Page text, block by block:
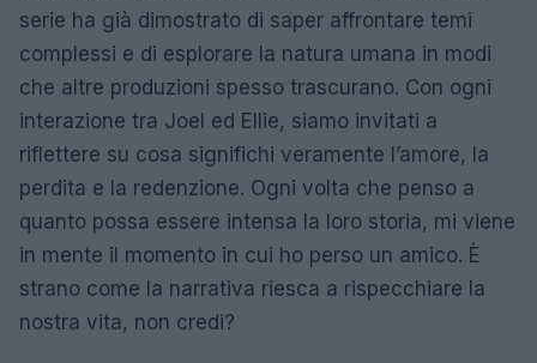
serie ha già dimostrato di saper affrontare temi
complessi e di esplorare la natura umana in modi
che altre produzioni spesso trascurano. Con ogni
interazione tra Joel ed Ellie, siamo invitati a
riflettere su cosa significhi veramente l’amore, la
perdita e la redenzione. Ogni volta che penso a
quanto possa essere intensa la loro storia, mi viene
in mente il momento in cui ho perso un amico. È
strano come la narrativa riesca a rispecchiare la
nostra vita, non credi?